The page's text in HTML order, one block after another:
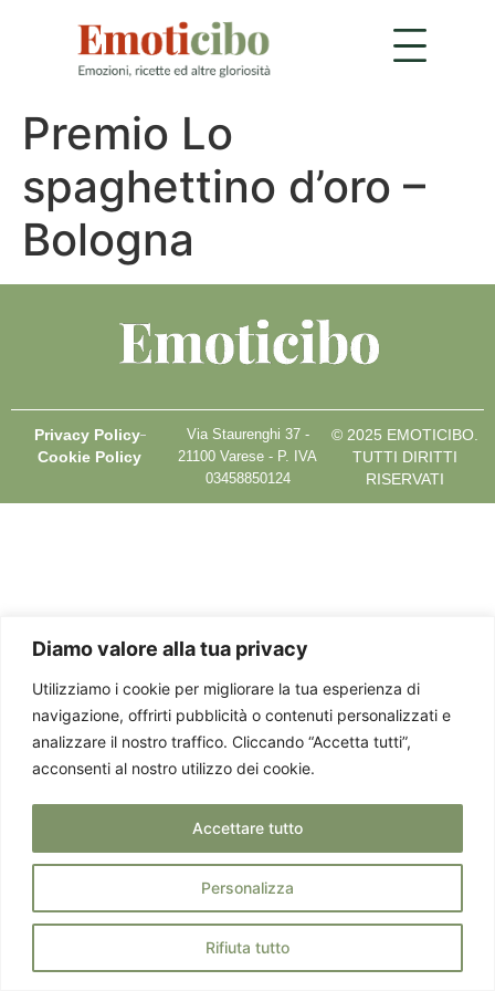
Diamo valore alla tua privacy
Utilizziamo i cookie per migliorare la tua esperienza di
navigazione, offrirti pubblicità o contenuti personalizzati e
analizzare il nostro traffico. Cliccando “Accetta tutti”,
acconsenti al nostro utilizzo dei cookie.
Personalizza
Rifiuta tutto
Accettare tutto
Premio Lo
spaghettino d’oro –
Bologna
© 2025 EMOTICIBO.
TUTTI DIRITTI
RISERVATI
Via Staurenghi 37 -
21100 Varese - P. IVA
03458850124
Privacy Policy
Cookie Policy